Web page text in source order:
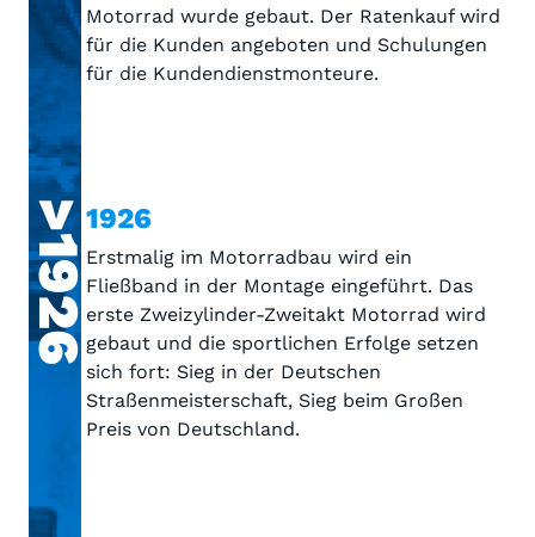
Motorrad wurde gebaut. Der Ratenkauf wird
für die Kunden angeboten und Schulungen
für die Kundendienstmonteure.
>19261926
Erstmalig im Motorradbau wird ein
Fließband in der Montage eingeführt. Das
erste Zweizylinder-Zweitakt Motorrad wird
gebaut und die sportlichen Erfolge setzen
sich fort: Sieg in der Deutschen
Straßenmeisterschaft, Sieg beim Großen
Preis von Deutschland.